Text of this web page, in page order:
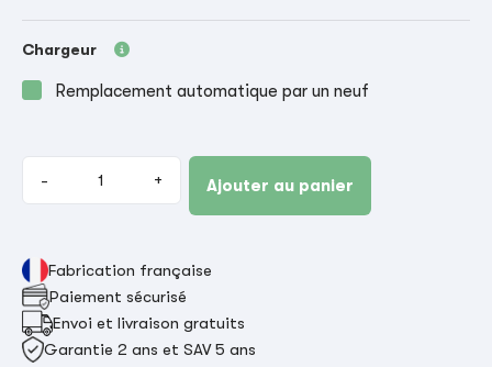
Chargeur
Remplacement automatique par un neuf
- + Ajouter au panier
Fabrication française
Paiement sécurisé
Envoi et livraison gratuits
Garantie 2 ans et SAV 5 ans